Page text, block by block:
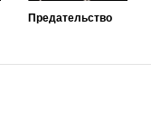
Предательство